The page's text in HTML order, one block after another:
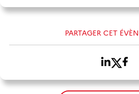
PARTAGER CET